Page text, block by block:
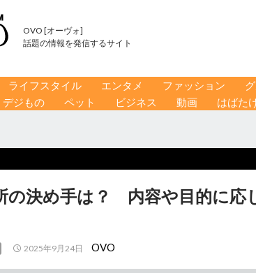
OVO [オーヴォ]
話題の情報を発信するサイト
ライフスタイル エンタメ ファッション
デジもの ペット ビジネス 動画 はばた
の決め手は？ 内容や目的に応
2025年9月24日 OVO